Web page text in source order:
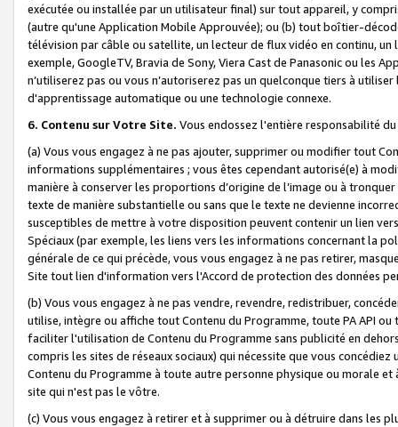
exécutée ou installée par un utilisateur final) sur tout appareil, y
(autre qu'une Application Mobile Approuvée); ou (b) tout boîtier-
télévision par câble ou satellite, un lecteur de flux vidéo en continu,
exemple, GoogleTV, Bravia de Sony, Viera Cast de Panasonic ou les
n’utiliserez pas ou vous n’autoriserez pas un quelconque tiers à
d'apprentissage automatique ou une technologie connexe.
6. Contenu sur Votre Site. Vous endossez l'entière responsabilité
(a) Vous vous engagez à ne pas ajouter, supprimer ou modifier tout
informations supplémentaires ; vous êtes cependant autorisé(e) à
manière à conserver les proportions d’origine de l’image ou à
texte de manière substantielle ou sans que le texte ne devienne
susceptibles de mettre à votre disposition peuvent contenir un lien
Spéciaux (par exemple, les liens vers les informations concernant la
générale de ce qui précède, vous vous engagez à ne pas retirer,
Site tout lien d'information vers l'Accord de protection des données
(b) Vous vous engagez à ne pas vendre, revendre, redistribuer,
utilise, intègre ou affiche tout Contenu du Programme, toute PA API
faciliter l'utilisation de Contenu du Programme sans publicité en
compris les sites de réseaux sociaux) qui nécessite que vous
Contenu du Programme à toute autre personne physique ou morale
site qui n'est pas le vôtre.
(c) Vous vous engagez à retirer et à supprimer ou à détruire dans les